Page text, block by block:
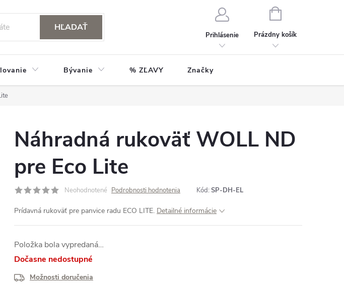
HĽADAŤ
Prihlásenie
NÁKUPNÝ
Prázdny košík
Bývanie % ZĽAVY Značky
Náhradná rukoväť WOLL ND
pre Eco Lite
Neohodnotené Podrobnosti hodnotenia Kód: SP-DH-EL
Prídavná rukoväť pre panvice radu ECO LITE. Detailné informácie
Položka bola vypredaná…
Dočasne nedostupné
Možnosti doručenia